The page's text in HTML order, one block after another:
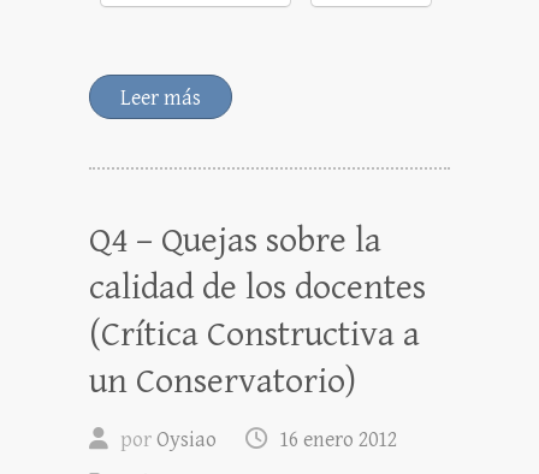
Leer más
Q4 – Quejas sobre la
calidad de los docentes
(Crítica Constructiva a
un Conservatorio)
porOysiao
16 enero 2012